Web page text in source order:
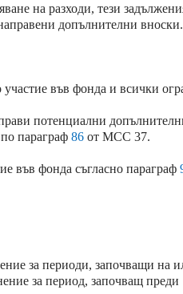
на разходи, тези
допълнителни вноски.
участие във фонда и всички
потенциални
параграф 86 от МСС 37.
във фонда съгласно параграф
за периоди, започващи на
за период, започващ преди